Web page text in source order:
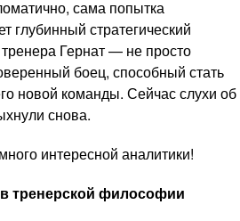
сама попытка
глубинный стратегический
Гернат — не просто
боец, способный стать
новой команды. Сейчас слухи об
снова.
интересной аналитики!
тренерской философии